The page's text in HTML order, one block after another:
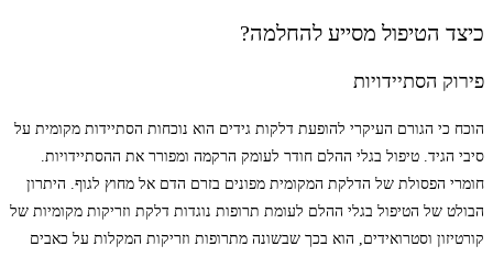
כיצד הטיפול מסייע להחלמה?
פירוק הסתיידויות
הוכח כי הגורם העיקרי להופעת דלקות גידים הוא נוכחות הסתיידות מקומית על
סיבי הגיד. טיפול בגלי ההלם חודר לעומק הרקמה ומפורר את ההסתיידויות.
חומרי הפסולת של הדלקת המקומית מפונים בזרם הדם אל מחוץ לגוף. היתרון
הבולט של הטיפול בגלי ההלם לעומת תרופות נוגדות דלקת וזריקות מקומיות של
קורטיזון וסטרואידים, הוא בכך שבשונה מתרופות וזריקות המקלות על כאבים